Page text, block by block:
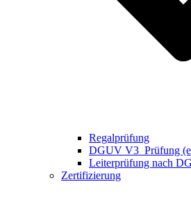
Regalprüfung
DGUV V3 Prüfung
Leiterprüfung nach
Zertifizierung